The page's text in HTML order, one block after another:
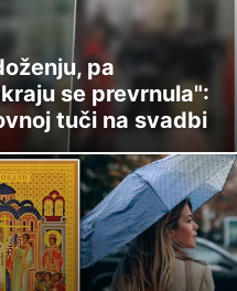
pa
se prevrnula":
tuči na svadbi